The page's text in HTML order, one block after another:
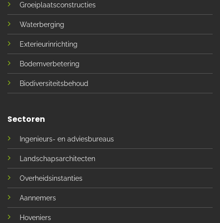
Groeiplaatsconstructies
Waterberging
Exterieurinrichting
Bodemverbetering
Biodiversiteitsbehoud
Sectoren
Ingenieurs- en adviesbureaus
Landschapsarchitecten
Overheidsinstanties
Aannemers
Hoveniers